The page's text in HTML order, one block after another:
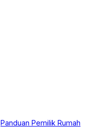
Panduan Pemilik Rumah